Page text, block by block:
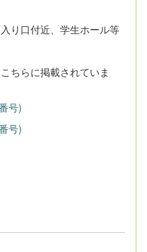
り口付近、学生ホール等
ちらに掲載されていま
号)
号)